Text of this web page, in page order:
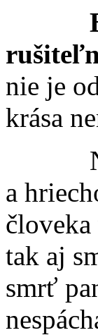
Boh
nie je
krása
a
tak aj
smrť